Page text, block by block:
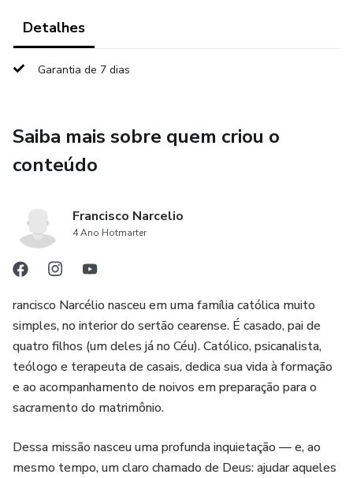
Detalhes
Garantia de 7 dias
Saiba mais sobre quem criou o
conteúdo
Francisco Narcelio
4 Ano Hotmarter
rancisco Narcélio nasceu em uma família católica muito
simples, no interior do sertão cearense. É casado, pai de
quatro filhos (um deles já no Céu). Católico, psicanalista,
teólogo e terapeuta de casais, dedica sua vida à formação
e ao acompanhamento de noivos em preparação para o
sacramento do matrimônio.
Dessa missão nasceu uma profunda inquietação — e, ao
mesmo tempo, um claro chamado de Deus: ajudar aqueles